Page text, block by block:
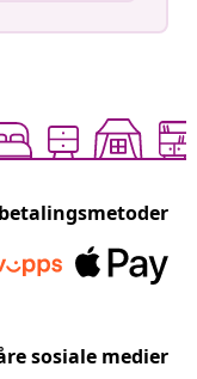
sosiale medier